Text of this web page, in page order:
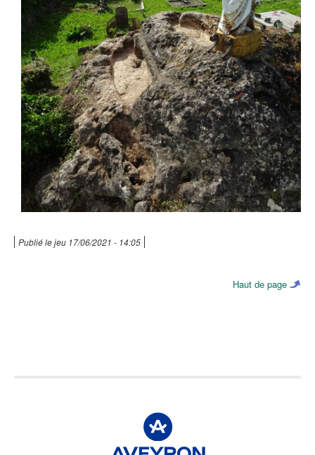
Publié lejeu 17/06/2021 - 14:05
Haut de page